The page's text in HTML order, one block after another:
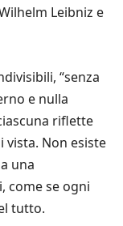
Leibniz e
“senza
e nulla
riflette
vista. Non esiste
una
come se ogni
tutto.